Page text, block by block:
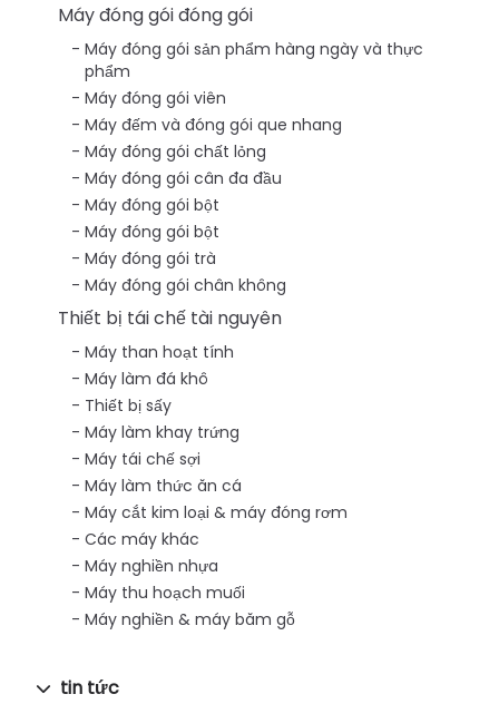
Máy đóng gói đóng gói
Máy đóng gói sản phẩm hàng ngày và thực
phẩm
Máy đóng gói viên
Máy đếm và đóng gói que nhang
Máy đóng gói chất lỏng
Máy đóng gói cân đa đầu
Máy đóng gói bột
Máy đóng gói bột
Máy đóng gói trà
Máy đóng gói chân không
Thiết bị tái chế tài nguyên
Máy than hoạt tính
Máy làm đá khô
Thiết bị sấy
Máy làm khay trứng
Máy tái chế sợi
Máy làm thức ăn cá
Máy cắt kim loại & máy đóng rơm
Các máy khác
Máy nghiền nhựa
Máy thu hoạch muối
Máy nghiền & máy băm gỗ
tin tức